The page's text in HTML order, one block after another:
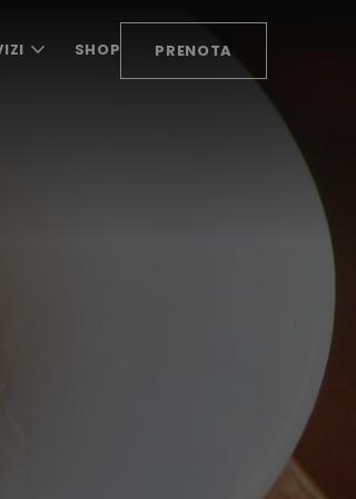
SHOP PRENOTA